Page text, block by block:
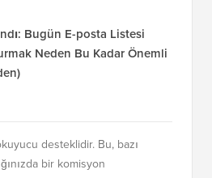
Bugün E-posta Listesi
Neden Bu Kadar Önemli
desteklidir. Bu, bazı
bir komisyon